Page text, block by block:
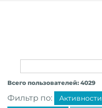
Всего пользователей: 4029
Фильтр по: Активности